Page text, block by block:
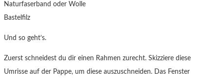
Naturfaserband oder Wolle
Bastelfilz
Und so geht’s.
Zuerst schneidest du dir einen Rahmen zurecht. Skizziere diese
Umrisse auf der Pappe, um diese auszuschneiden. Das Fenster